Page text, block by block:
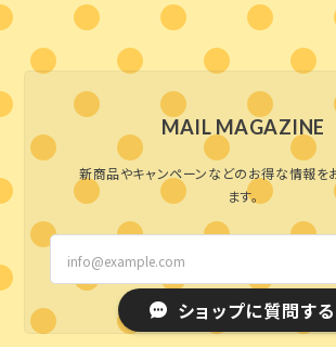
MAIL MAGAZINE
新商品やキャンペーンなどのお得な情報を
ます。
ショップに質問する